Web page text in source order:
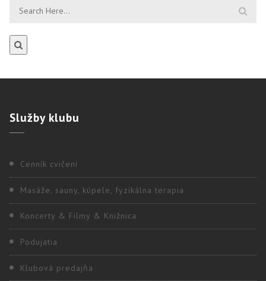
Službyklubu
Cenník cvičení
Masáže, sauny, kúpele, fyzikálna terapia
Koncerty & Filmy & Knižnica
Podujatia
Klubová predajňa